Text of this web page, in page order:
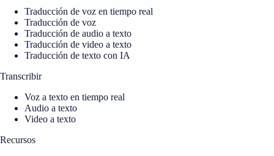
Traducción de voz en tiempo real
Traducción de voz
Traducción de audio a texto
Traducción de video a texto
Traducción de texto con IA
Transcribir
Voz a texto en tiempo real
Audio a texto
Video a texto
Recursos